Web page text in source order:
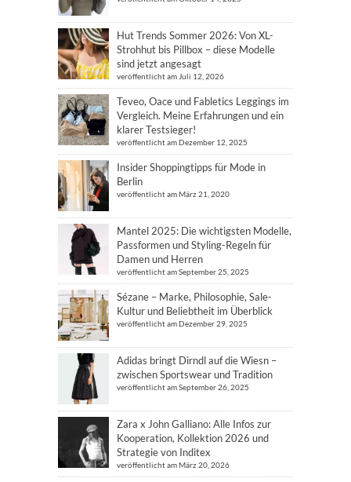
Hut Trends Sommer 2026: Von XL-
Strohhut bis Pillbox – diese Modelle
sind jetzt angesagt
veröffentlicht am Juli 12, 2026
Teveo, Oace und Fabletics Leggings im
Vergleich. Meine Erfahrungen und ein
klarer Testsieger!
veröffentlicht am Dezember 12, 2025
Insider Shoppingtipps für Mode in
Berlin
veröffentlicht am März 21, 2020
Mantel 2025: Die wichtigsten Modelle,
Passformen und Styling-Regeln für
Damen und Herren
veröffentlicht am September 25, 2025
Sézane – Marke, Philosophie, Sale-
Kultur und Beliebtheit im Überblick
veröffentlicht am Dezember 29, 2025
Adidas bringt Dirndl auf die Wiesn –
zwischen Sportswear und Tradition
veröffentlicht am September 26, 2025
Zara x John Galliano: Alle Infos zur
Kooperation, Kollektion 2026 und
Strategie von Inditex
veröffentlicht am März 20, 2026